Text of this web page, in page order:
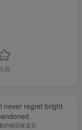
藏
never regret bright
的钢花被遗弃